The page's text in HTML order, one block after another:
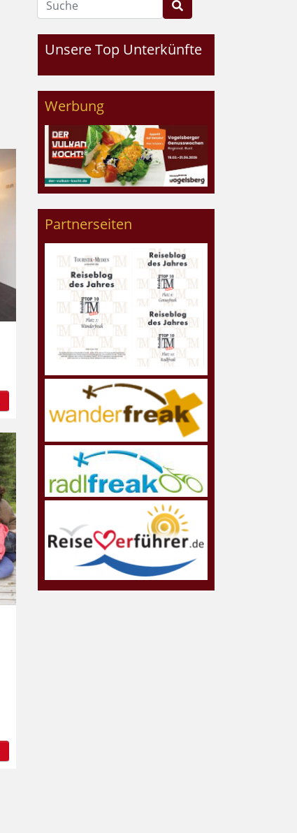
Unsere Top Unterkünfte
Werbung
Partnerseiten